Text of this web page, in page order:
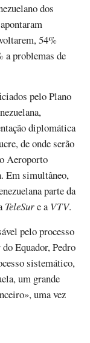
dos
54%
a problemas de
pelo Plano
diplomática
de onde serão
Aeroporto
Em simultâneo,
parte da
TeleSure aVTV.
pelo processo
Equador, Pedro
sistemático,
um grande
uma vez